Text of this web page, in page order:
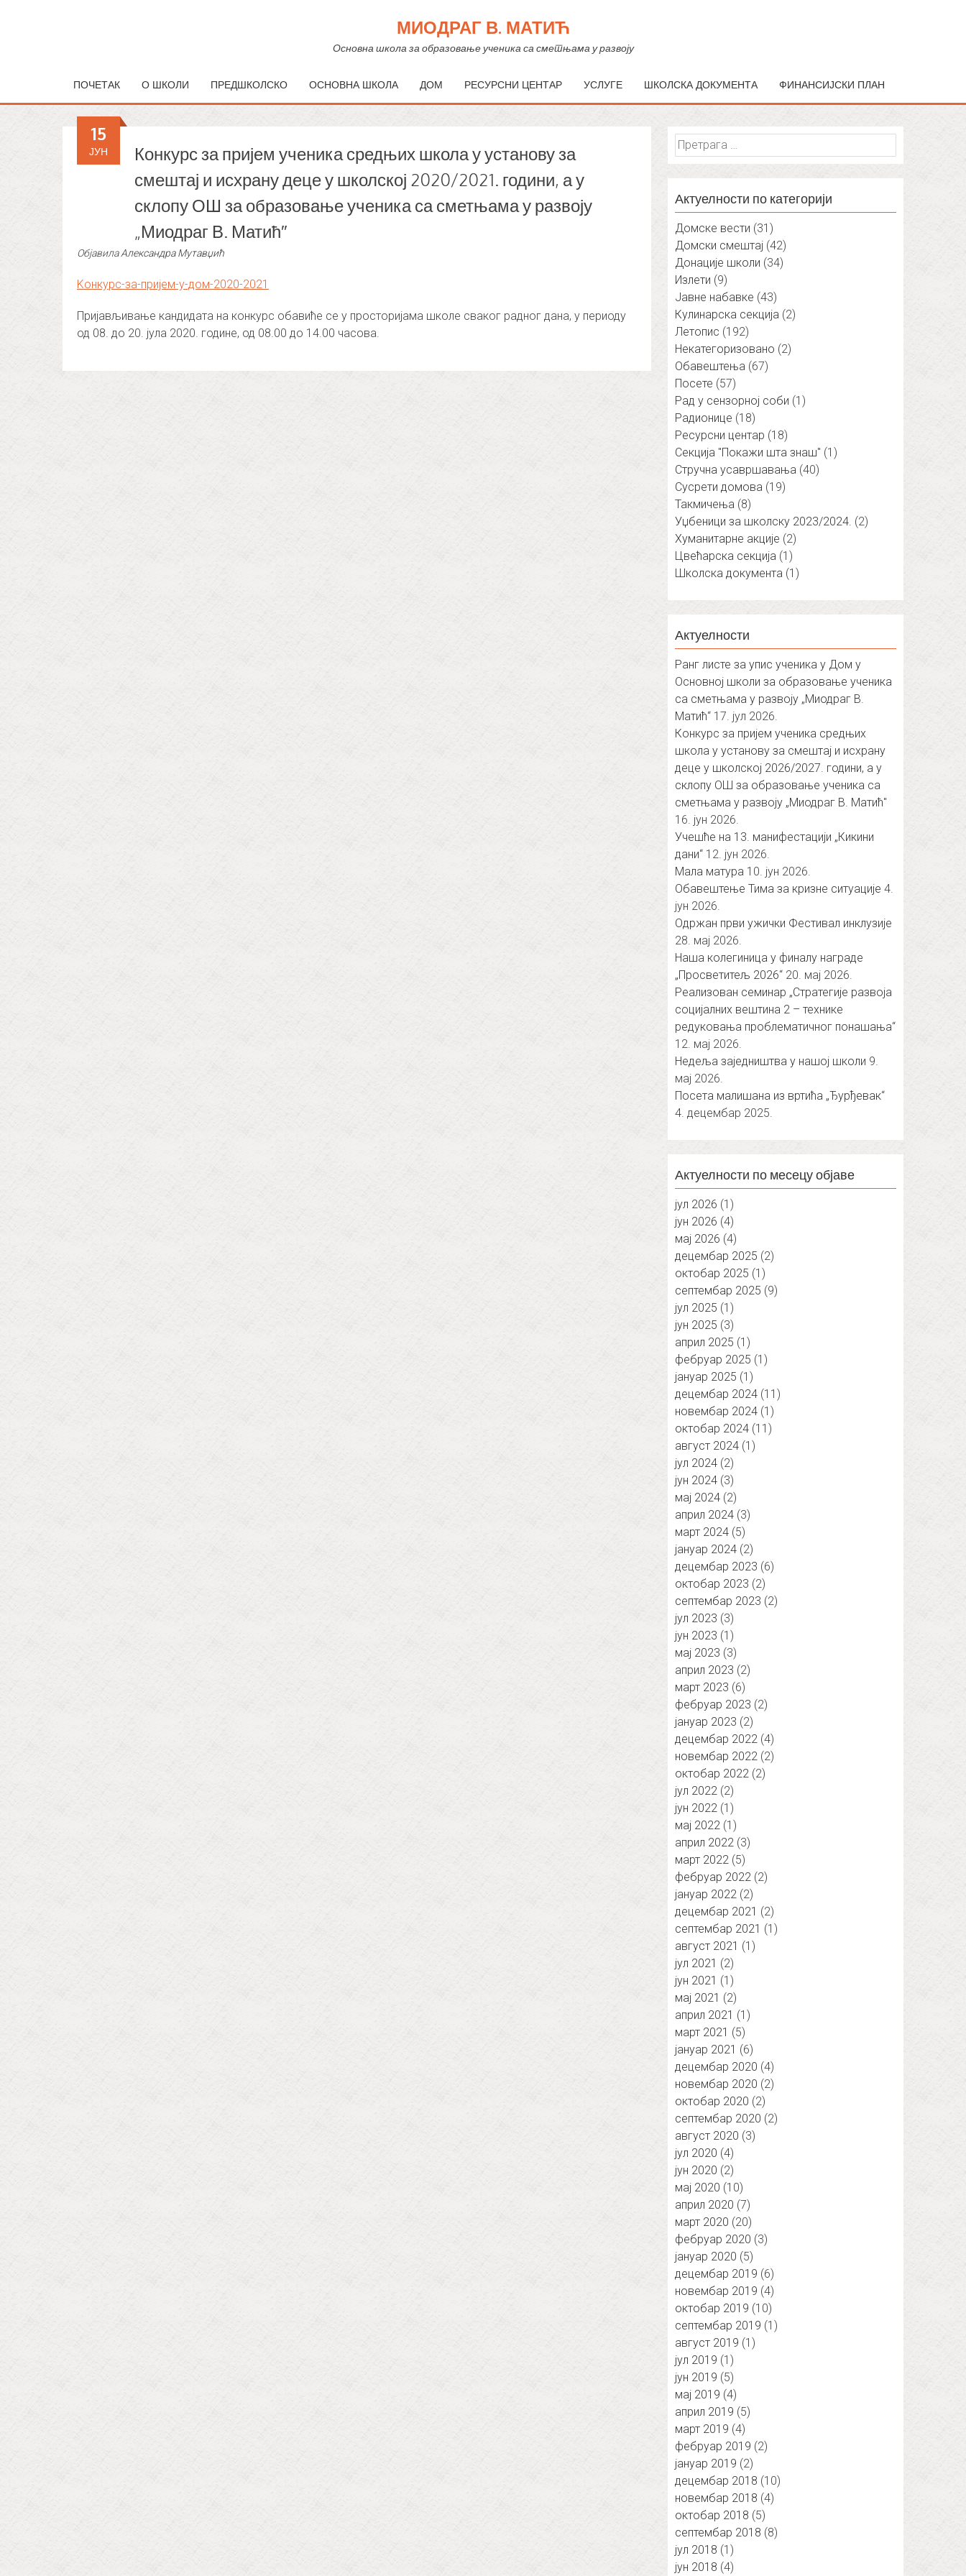
МИОДРАГ В. МАТИЋ
Основна школа за образовање ученика са сметњама у развоју
ПОЧЕТАК О ШКОЛИ ПРЕДШКОЛСКО ОСНОВНА ШКОЛА ДОМ РЕСУРСНИ ЦЕНТАР УСЛУГЕ ШКОЛСКА ДОКУМЕНТА ФИНАНСИЈСКИ ПЛАН
Конкурс за пријем ученика средњих школа у установу за
смештај и исхрану деце у школској 2020/2021. години, а у
склопу ОШ за образовање ученика са сметњама у развоју
„Миодраг В. Матић″
15
ЈУН
ОбјавилаАлександра Мутавџић
Koнкурс-за-пријем-у-дом-2020-2021
Пријављивање кандидата на конкурс обавиће се у просторијама школе сваког радног дана, у периоду
од 08. до 20. јула 2020. године, од 08.00 до 14.00 часова.
Претрага
за:
Актуелности по категорији
Домске вести (31)
Домски смештај (42)
Донације школи (34)
Излети (9)
Јавне набавке (43)
Кулинарска секција (2)
Летопис (192)
Некатегоризовано (2)
Обавештења (67)
Посете (57)
Рад у сензорној соби (1)
Радионице (18)
Ресурсни центар (18)
Секција "Покажи шта знаш" (1)
Стручна усавршавања (40)
Сусрети домова (19)
Такмичења (8)
Уџбеници за школску 2023/2024. (2)
Хуманитарне акције (2)
Цвећарска секција (1)
Школска документа (1)
Актуелности
Ранг листе за упис ученика у Дом у
Основној школи за образовање ученика
са сметњама у развоју „Миодраг В.
Матић“ 17. јул 2026.
Конкурс за пријем ученика средњих
школа у установу за смештај и исхрану
деце у школској 2026/2027. години, а у
склопу ОШ за образовање ученика са
сметњама у развоју „Миодраг В. Матић″
16. јун 2026.
Учешће на 13. манифестацији „Кикини
дани“ 12. јун 2026.
Мала матура 10. јун 2026.
Обавештење Тима за кризне ситуације 4.
јун 2026.
Одржан први ужички Фестивал инклузије
28. мај 2026.
Наша колегиница у финалу награде
„Просветитељ 2026“ 20. мај 2026.
Реализован семинар „Стратегије развоја
социјалних вештина 2 – технике
редуковања проблематичног понашања“
12. мај 2026.
Недеља заједништва у нашој школи 9.
мај 2026.
Посета малишана из вртића „Ђурђевак“
4. децембар 2025.
Актуелности по месецу објаве
јул 2026 (1)
јун 2026 (4)
мај 2026 (4)
децембар 2025 (2)
октобар 2025 (1)
септембар 2025 (9)
јул 2025 (1)
јун 2025 (3)
април 2025 (1)
фебруар 2025 (1)
јануар 2025 (1)
децембар 2024 (11)
новембар 2024 (1)
октобар 2024 (11)
август 2024 (1)
јул 2024 (2)
јун 2024 (3)
мај 2024 (2)
април 2024 (3)
март 2024 (5)
јануар 2024 (2)
децембар 2023 (6)
октобар 2023 (2)
септембар 2023 (2)
јул 2023 (3)
јун 2023 (1)
мај 2023 (3)
април 2023 (2)
март 2023 (6)
фебруар 2023 (2)
јануар 2023 (2)
децембар 2022 (4)
новембар 2022 (2)
октобар 2022 (2)
јул 2022 (2)
јун 2022 (1)
мај 2022 (1)
април 2022 (3)
март 2022 (5)
фебруар 2022 (2)
јануар 2022 (2)
децембар 2021 (2)
септембар 2021 (1)
август 2021 (1)
јул 2021 (2)
јун 2021 (1)
мај 2021 (2)
април 2021 (1)
март 2021 (5)
јануар 2021 (6)
децембар 2020 (4)
новембар 2020 (2)
октобар 2020 (2)
септембар 2020 (2)
август 2020 (3)
јул 2020 (4)
јун 2020 (2)
мај 2020 (10)
април 2020 (7)
март 2020 (20)
фебруар 2020 (3)
јануар 2020 (5)
децембар 2019 (6)
новембар 2019 (4)
октобар 2019 (10)
септембар 2019 (1)
август 2019 (1)
јул 2019 (1)
јун 2019 (5)
мај 2019 (4)
април 2019 (5)
март 2019 (4)
фебруар 2019 (2)
јануар 2019 (2)
децембар 2018 (10)
новембар 2018 (4)
октобар 2018 (5)
септембар 2018 (8)
јул 2018 (1)
јун 2018 (4)